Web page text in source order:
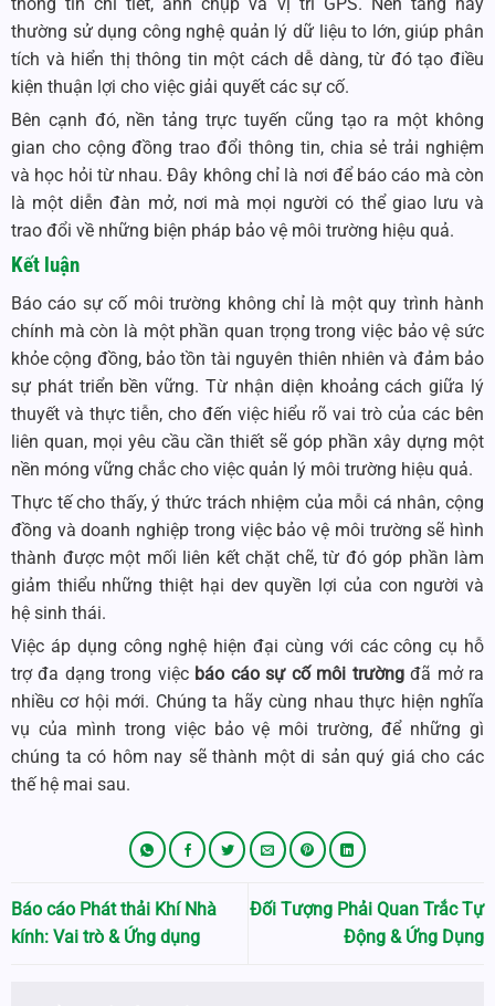
thường sử dụng công nghệ quản lý dữ liệu to lớn, giúp phân
tích và hiển thị thông tin một cách dễ dàng, từ đó tạo điều
kiện thuận lợi cho việc giải quyết các sự cố.
Bên cạnh đó, nền tảng trực tuyến cũng tạo ra một không
gian cho cộng đồng trao đổi thông tin, chia sẻ trải nghiệm
và học hỏi từ nhau. Đây không chỉ là nơi để báo cáo mà còn
là một diễn đàn mở, nơi mà mọi người có thể giao lưu và
trao đổi về những biện pháp bảo vệ môi trường hiệu quả.
Kết luận
Báo cáo sự cố môi trường không chỉ là một quy trình hành
chính mà còn là một phần quan trọng trong việc bảo vệ sức
khỏe cộng đồng, bảo tồn tài nguyên thiên nhiên và đảm bảo
sự phát triển bền vững. Từ nhận diện khoảng cách giữa lý
thuyết và thực tiễn, cho đến việc hiểu rõ vai trò của các bên
liên quan, mọi yêu cầu cần thiết sẽ góp phần xây dựng một
nền móng vững chắc cho việc quản lý môi trường hiệu quả.
Thực tế cho thấy, ý thức trách nhiệm của mỗi cá nhân, cộng
đồng và doanh nghiệp trong việc bảo vệ môi trường sẽ hình
thành được một mối liên kết chặt chẽ, từ đó góp phần làm
giảm thiểu những thiệt hại dev quyền lợi của con người và
hệ sinh thái.
Việc áp dụng công nghệ hiện đại cùng với các công cụ hỗ
trợ đa dạng trong việc báo cáo sự cố môi trườngđã mở ra
nhiều cơ hội mới. Chúng ta hãy cùng nhau thực hiện nghĩa
vụ của mình trong việc bảo vệ môi trường, để những gì
chúng ta có hôm nay sẽ thành một di sản quý giá cho các
thế hệ mai sau.
Báo cáo Phát thải Khí Nhà
kính: Vai trò & Ứng dụng
Đối Tượng Phải Quan Trắc Tự
Động & Ứng Dụng